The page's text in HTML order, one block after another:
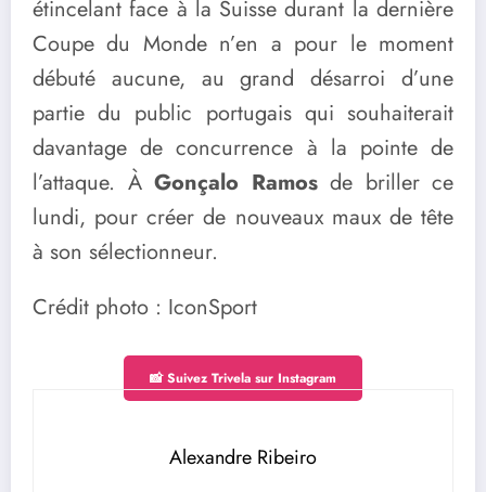
étincelant face à la Suisse durant la dernière
Coupe du Monde n’en a pour le moment
débuté aucune, au grand désarroi d’une
partie du public portugais qui souhaiterait
davantage de concurrence à la pointe de
l’attaque. ÀGonçalo Ramosde briller ce
lundi, pour créer de nouveaux maux de tête
à son sélectionneur.
Crédit photo : IconSport
📸 Suivez Trivela sur Instagram
Alexandre Ribeiro